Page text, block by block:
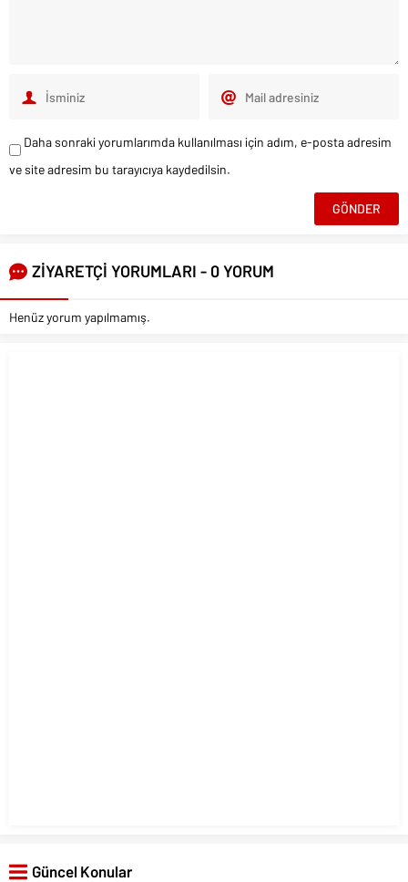
Daha sonraki yorumlarımda kullanılması için adım, e-posta adresim
ve site adresim bu tarayıcıya kaydedilsin.
ZİYARETÇİ YORUMLARI - 0 YORUM
Henüz yorum yapılmamış.
Güncel Konular